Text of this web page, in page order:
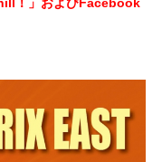
！」およびFacebook